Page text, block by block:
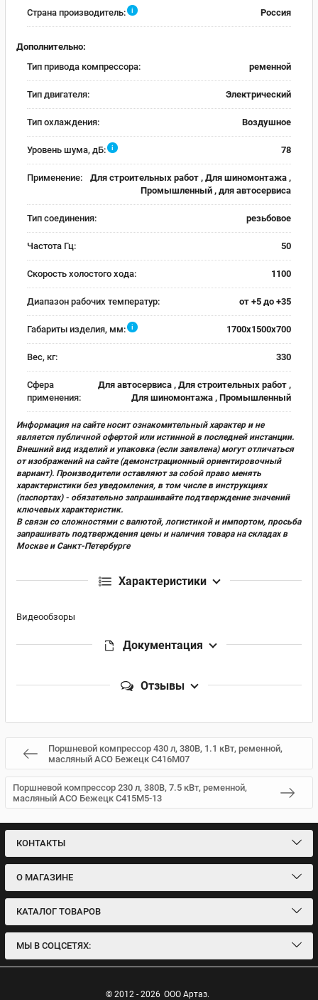
Страна производитель: i Россия
Дополнительно:
Тип привода компрессора:
ременной
Тип двигателя: Электрический
Тип охлаждения: Воздушное
Уровень шума, дБ: i 78
Применение:
Для строительных работ , Для шиномонтажа ,
Промышленный , для автосервиса
Тип соединения: резьбовое
Частота Гц: 50
Скорость холостого хода: 1100
Диапазон рабочих температур: от +5 до +35
Габариты изделия, мм: i 1700x1500x700
Вес, кг: 330
Сфера
применения:
Для автосервиса , Для строительных работ ,
Для шиномонтажа , Промышленный
Информация на сайте носит ознакомительный характер и не
является публичной офертой или истинной в последней инстанции.
Внешний вид изделий и упаковка (если заявлена) могут отличаться
от изображений на сайте (демонстрационный ориентировочный
вариант). Производители оставляют за собой право менять
характеристики без уведомления, в том числе в инструкциях
(паспортах) - обязательно запрашивайте подтверждение значений
ключевых характеристик.
В связи со сложностями с валютой, логистикой и импортом, просьба
запрашивать подтверждения цены и наличия товара на складах в
Москве и Санкт-Петербурге
Характеристики
Видеообзоры
Документация
Отзывы
Поршневой компрессор 430 л, 380В, 1.1 кВт, ременной,
масляный АСО Бежецк С416М07
Поршневой компрессор 230 л, 380В, 7.5 кВт, ременной,
масляный АСО Бежецк С415М5-13
КОНТАКТЫ
О МАГАЗИНЕ
КАТАЛОГ ТОВАРОВ
МЫ В СОЦСЕТЯХ:
© 2012 - 2026 ООО Артаз.